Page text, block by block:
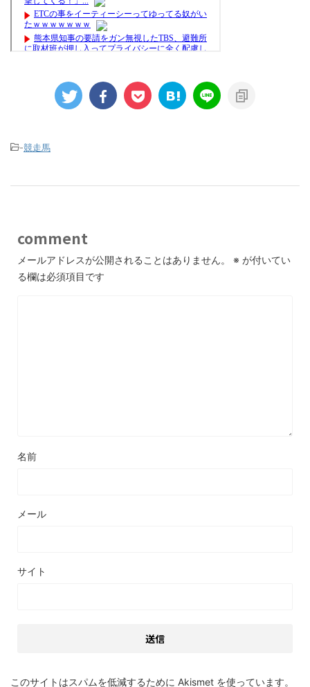
-競走馬
comment
メールアドレスが公開されることはありません。 ※ が付いてい
る欄は必須項目です
名前
メール
サイト
このサイトはスパムを低減するために Akismet を使っています。